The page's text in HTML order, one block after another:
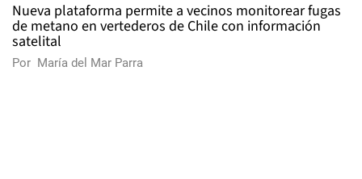
Nueva plataforma permite a vecinos monitorear fugas
de metano en vertederos de Chile con información
satelital
Por María del Mar Parra